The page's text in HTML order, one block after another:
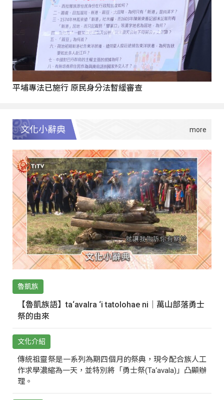
平埔專法已施行 原民身分法暫緩審查
文化小辭典
魯凱族
【魯凱族語】ta‘avalra ‘i tatolohae ni｜萬山部落勇士
祭的由來
文化介紹
傳統祖靈祭是一系列為期四個月的祭典，現今配合族人工
作求學濃縮為一天，並特別將「勇士祭(Ta‘avala)」凸顯辦
理。